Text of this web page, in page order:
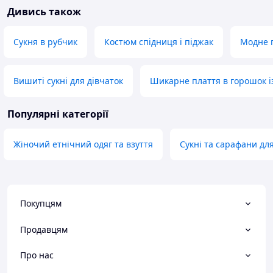
Дивись також
Сукня в рубчик Костюм спідниця і піджак Модне
Вишиті сукні для дівчаток Шикарне плаття в горошок
Популярні категорії
Жіночий етнічний одяг та взуття Сукні та сарафани
Покупцям
Продавцям
Про нас